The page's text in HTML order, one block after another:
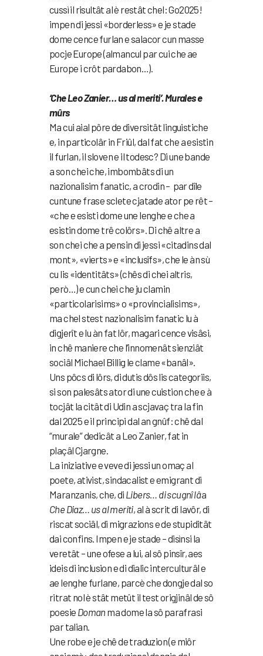
cussì il risultât al è restât chel: Go2025!
impen di jessi «borderless» e je stade
dome cence furlan e salacor cun masse
pocje Europe (almancul par cui che ae
Europe i crôt pardabon…).
‘Che Leo Zanier… us al meriti’. Murales e
mûrs
Ma cui aial pôre de diversitât linguistiche
e, in particolâr in Friûl, dal fat che a esistin
il furlan, il sloven e il todesc? Di une bande
a son chei che, imbombâts di un
nazionalisim fanatic, a crodin – par dîle
cuntune frase sclete cjatade ator pe rêt –
«che e esisti dome une lenghe e che a
esistin dome trê colôrs». Di chê altre a
son chei che a pensin di jessi «citadins dal
mont», «vierts» e «inclusîfs», che le àn sù
cu lis «identitâts» (chês di chei altris,
però…) e cun chei che ju clamin
«particolarisims» o «provincialisims»,
ma chel stest nazionalisim fanatic lu à
digjerît e lu àn fat lôr, magari cence visâsi,
in chê maniere che l’innomenât sienziât
sociâl Michael Billig le clame «banâl».
Uns pôcs di lôrs, di dutis dôs lis categoriis,
si son palesâts ator di une cuistion che e à
tocjât la citât di Udin a scjavaç tra la fin
dal 2025 e il principi dal an gnûf: chê dal
“murale” dedicât a Leo Zanier, fat in
plaçâl Cjargne.
La iniziative e veve di jessi un omaç al
poete, ativist, sindacalist e emigrant di
Maranzanis, che, di Libers… di scugnî lâa
Che Diaz… us al meriti, al à scrit di lavôr, di
riscat sociâl, di migrazions e de stupiditât
dai confins. Impen e je stade – disìnsi la
veretât – une ofese a lui, al sô pinsîr, aes
ideis di inclusion e di dialic interculturâl e
ae lenghe furlane, parcè che dongje dal so
ritrat nol è stât metût il test origjinâl de sô
poesie Doman ma dome la sô parafrasi
par talian.
Une robe e je chê de traduzion (e miôr